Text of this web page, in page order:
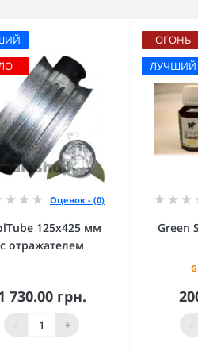
Оценок - (0)
125х425 мм
с отражателем
730.00 грн.
- +
В корзину
ОГОНЬ
ЛУЧШИЙ
Green
-